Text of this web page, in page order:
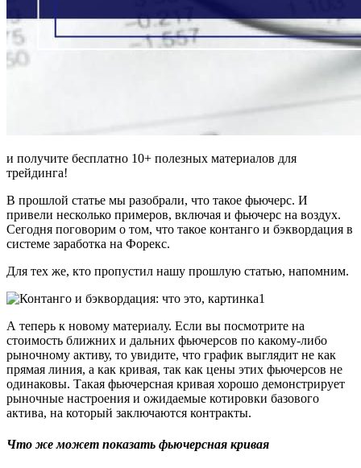
и получите бесплатно 10+ полезных материалов для
трейдинга!
В прошлой статье мы разобрали, что такое фьючерс. И
привели несколько примеров, включая и фьючерс на воздух.
Сегодня поговорим о том, что такое контанго и бэквордация в
системе заработка на Форекс.
Для тех же, кто пропустил нашу прошлую статью, напомним.
А теперь к новому материалу. Если вы посмотрите на
стоимость ближних и дальних фьючерсов по какому-либо
рыночному активу, то увидите, что график выглядит не как
прямая линия, а как кривая, так как цены этих фьючерсов не
одинаковы. Такая фьючерсная кривая хорошо демонстрирует
рыночные настроения и ожидаемые котировки базового
актива, на который заключаются контракты.
Что же может показать фьючерсная кривая